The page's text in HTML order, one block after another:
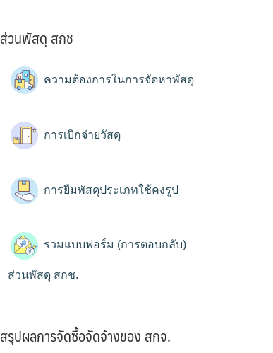
ส่วนพัสดุ สกช
ความต้องการในการจัดหาพัสดุ
การเบิกจ่ายวัสดุ
การยืมพัสดุประเภทใช้คงรูป
รวมแบบฟอร์ม (การตอบกลับ)
ส่วนพัสดุ สกช.
สรุปผลการจัดซื้อจัดจ้างของ สกจ.